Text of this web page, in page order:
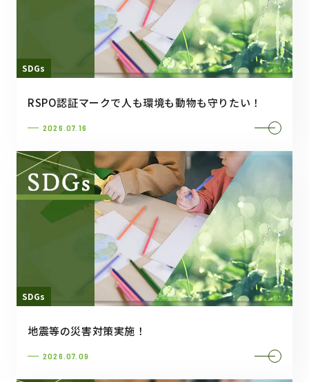
SDGs
RSPO認証マークで人も環境も動物も守りたい！
2026.07.16
SDGs
地震等の災害対策実施！
2026.07.09